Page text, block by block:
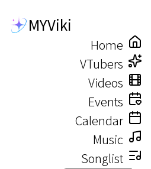
MYViki
Home
VTubers
Videos
Events
Calendar
Music
Songlist